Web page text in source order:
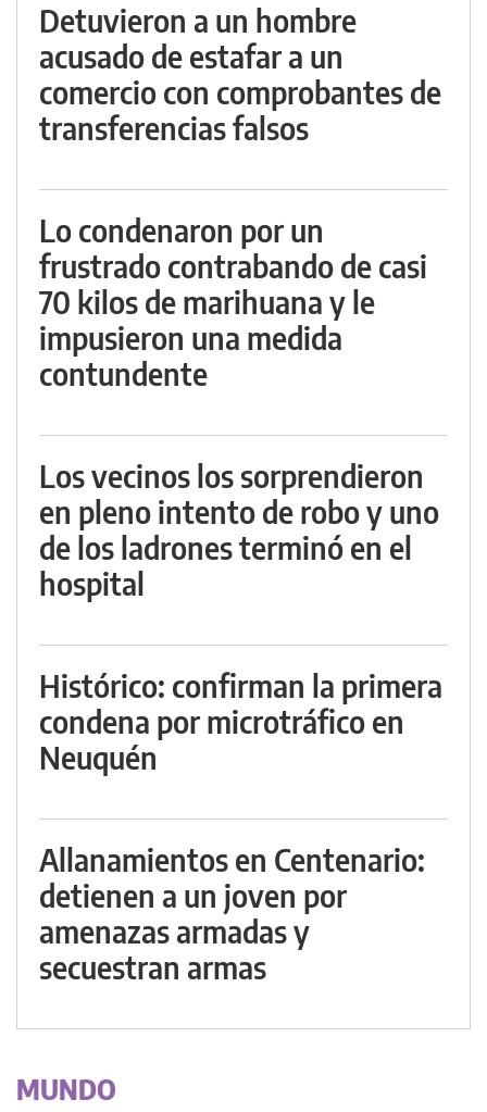
Detuvieron a un hombre
acusado de estafar a un
comercio con comprobantes de
transferencias falsos
Lo condenaron por un
frustrado contrabando de casi
70 kilos de marihuana y le
impusieron una medida
contundente
Los vecinos los sorprendieron
en pleno intento de robo y uno
de los ladrones terminó en el
hospital
Histórico: confirman la primera
condena por microtráfico en
Neuquén
Allanamientos en Centenario:
detienen a un joven por
amenazas armadas y
secuestran armas
MUNDO